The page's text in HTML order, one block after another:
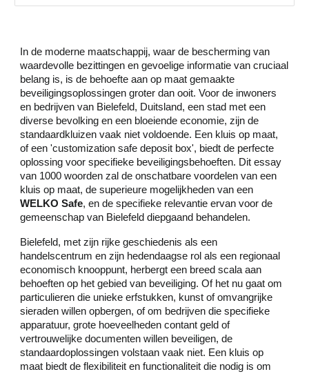
In de moderne maatschappij, waar de bescherming van
waardevolle bezittingen en gevoelige informatie van cruciaal
belang is, is de behoefte aan op maat gemaakte
beveiligingsoplossingen groter dan ooit. Voor de inwoners
en bedrijven van Bielefeld, Duitsland, een stad met een
diverse bevolking en een bloeiende economie, zijn de
standaardkluizen vaak niet voldoende. Een kluis op maat,
of een 'customization safe deposit box', biedt de perfecte
oplossing voor specifieke beveiligingsbehoeften. Dit essay
van 1000 woorden zal de onschatbare voordelen van een
kluis op maat, de superieure mogelijkheden van een
WELKO Safe, en de specifieke relevantie ervan voor de
gemeenschap van Bielefeld diepgaand behandelen.
Bielefeld, met zijn rijke geschiedenis als een
handelscentrum en zijn hedendaagse rol als een regionaal
economisch knooppunt, herbergt een breed scala aan
behoeften op het gebied van beveiliging. Of het nu gaat om
particulieren die unieke erfstukken, kunst of omvangrijke
sieraden willen opbergen, of om bedrijven die specifieke
apparatuur, grote hoeveelheden contant geld of
vertrouwelijke documenten willen beveiligen, de
standaardoplossingen volstaan vaak niet. Een kluis op
maat biedt de flexibiliteit en functionaliteit die nodig is om